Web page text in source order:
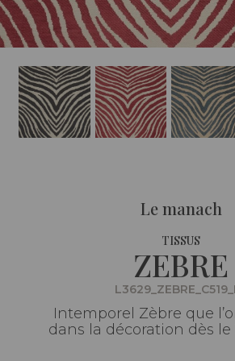
Le manach
TISSUS
ZEBRE
Intemporel Zèbre que
dans la décoration dès le